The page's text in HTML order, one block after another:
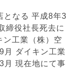
となる 平成8年3
締役社長死去に
ン工業（株）空
月 ダイキン工業
月 現在地にて事